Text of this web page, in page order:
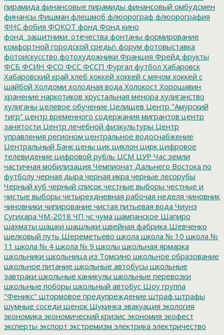
пирамида финансовые пирамиды финансовый омбудсмен
финансы Фишман флешмоб флюорограф флюорография
ФНС фобия ФОКОТ фонд Фонд кино
фонд_защитники_отечества фонтаны формирование
комфортной городской среды\ форум фотовыставка
фотоискусство фотохудожники Франция Фрейд фрукты
ФСБ ФСИН ФСО ФСС ФССП Фургал футбол Хабаровск
Хабаровский край хлеб хоккей хоккей с мячом хоккей с
шайбой Холдоми холодная вода Холокост Хорошавин
хранение наркотиков хрустальная менора хулиганство
хулиганы целевое обучение Целищев Центр "Амурский
тигр" центр временного содержания мигрантов центр
занятости Центр лечебной физкультуры Центр
управления регионом центральное водоснабжение
Центральный Банк цены цик циклон цирк цифровое
телевидение цифровой рубль ЦСМ ЦУР Час земли
частичная мобилизация Чемпионат Дальнего Востока по
футболу черная дыра черная икра черные лесорубы
Черный куб черный список честные выборы честные и
чистые выборы четырехдневная рабочая неделя чиновник
чиновники чипирование чистая питьевая вода Чиунэ
Сугихара ЧМ-2018 ЧП чс чума шампанское Шапиро
шахматы шашки шашлыки швейная фабрика Шевченко
шелковый путь Шереметьево школа школа № 10 школа №
11 школа № 4 школа № 9 школы школьная ярмарка
школьники школьница из Томсино школьное образование
школьное питание школьные автобусы школьные
завтраки школьные каникулы школьные перевозки
школьные поборы школьный автобус Шоу группа
"Феникс" штормовое предупреждение штраф штрафы
шумные соседи щенок Щукинка эвакуация экология
экономика экономический кризис экономия экофест
эксперты экспорт экстремизм электрика электричество